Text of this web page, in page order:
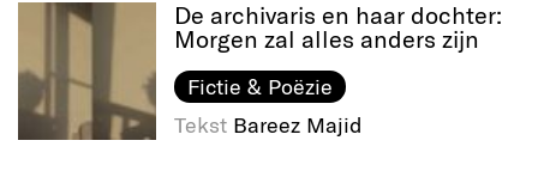
De archivaris en haar dochter:
Morgen zal alles anders zijn
Fictie & Poëzie
Tekst Bareez Majid